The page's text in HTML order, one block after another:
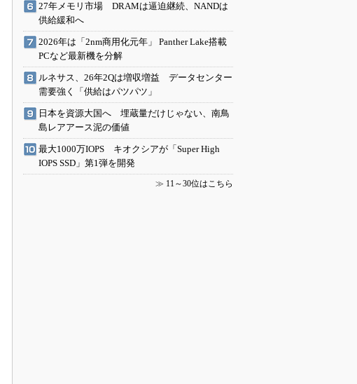
27年メモリ市場 DRAMは逼迫継続、NANDは
供給緩和へ
2026年は「2nm商用化元年」 Panther Lake搭載
PCなど最新機を分解
ルネサス、26年2Qは増収増益 データセンター
需要強く「供給はパツパツ」
日本を資源大国へ 埋蔵量だけじゃない、南鳥
島レアアース泥の価値
最大1000万IOPS キオクシアが「Super High
IOPS SSD」第1弾を開発
≫ 11～30位はこちら